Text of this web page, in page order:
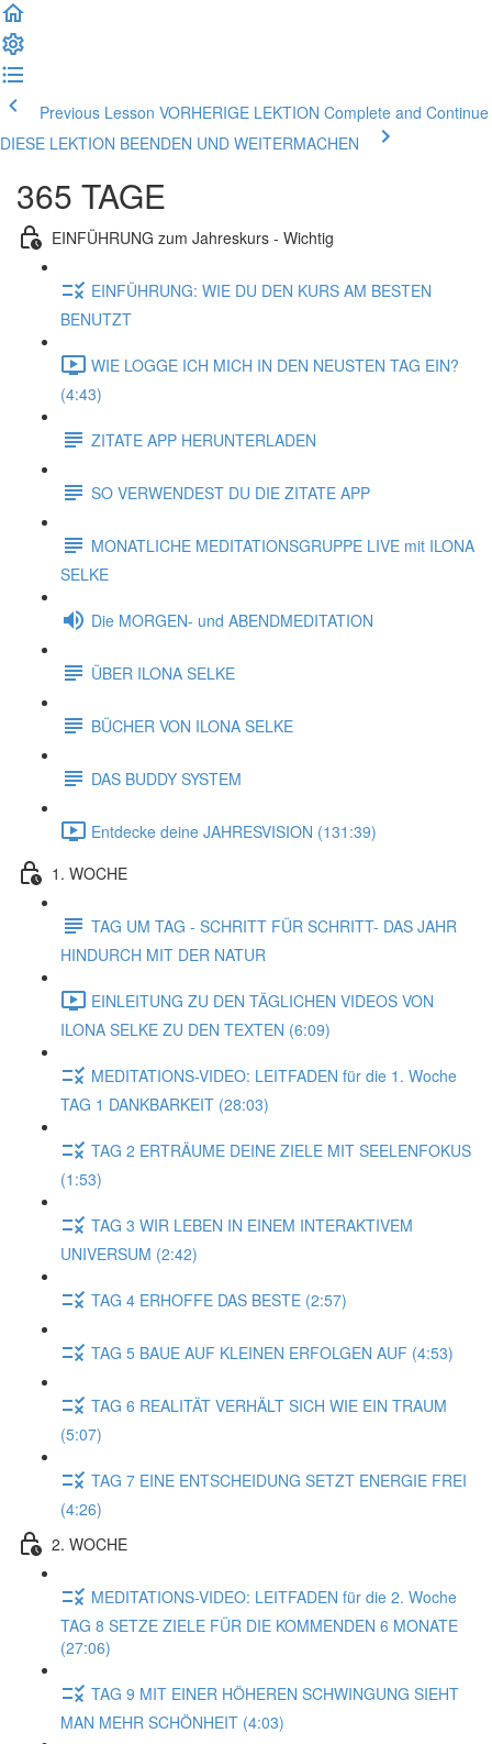
Previous Lesson VORHERIGE LEKTION Complete and Continue
DIESE LEKTION BEENDEN UND WEITERMACHEN
365 TAGE
EINFÜHRUNG zum Jahreskurs - Wichtig
EINFÜHRUNG: WIE DU DEN KURS AM BESTEN
BENUTZT
WIE LOGGE ICH MICH IN DEN NEUSTEN TAG EIN?
(4:43)
ZITATE APP HERUNTERLADEN
SO VERWENDEST DU DIE ZITATE APP
MONATLICHE MEDITATIONSGRUPPE LIVE mit ILONA
SELKE
Die MORGEN- und ABENDMEDITATION
ÜBER ILONA SELKE
BÜCHER VON ILONA SELKE
DAS BUDDY SYSTEM
Entdecke deine JAHRESVISION (131:39)
1. WOCHE
TAG UM TAG - SCHRITT FÜR SCHRITT- DAS JAHR
HINDURCH MIT DER NATUR
EINLEITUNG ZU DEN TÄGLICHEN VIDEOS VON
ILONA SELKE ZU DEN TEXTEN (6:09)
MEDITATIONS-VIDEO: LEITFADEN für die 1. Woche
TAG 1 DANKBARKEIT (28:03)
TAG 2 ERTRÄUME DEINE ZIELE MIT SEELENFOKUS
(1:53)
TAG 3 WIR LEBEN IN EINEM INTERAKTIVEM
UNIVERSUM (2:42)
TAG 4 ERHOFFE DAS BESTE (2:57)
TAG 5 BAUE AUF KLEINEN ERFOLGEN AUF (4:53)
TAG 6 REALITÄT VERHÄLT SICH WIE EIN TRAUM
(5:07)
TAG 7 EINE ENTSCHEIDUNG SETZT ENERGIE FREI
(4:26)
2. WOCHE
MEDITATIONS-VIDEO: LEITFADEN für die 2. Woche
TAG 8 SETZE ZIELE FÜR DIE KOMMENDEN 6 MONATE
(27:06)
TAG 9 MIT EINER HÖHEREN SCHWINGUNG SIEHT
MAN MEHR SCHÖNHEIT (4:03)